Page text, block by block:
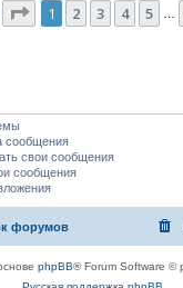
Страница из 11
1 2 3 4 5
сообщения
свои сообщения
сообщения
форумов
phpBB® Forum Software ©